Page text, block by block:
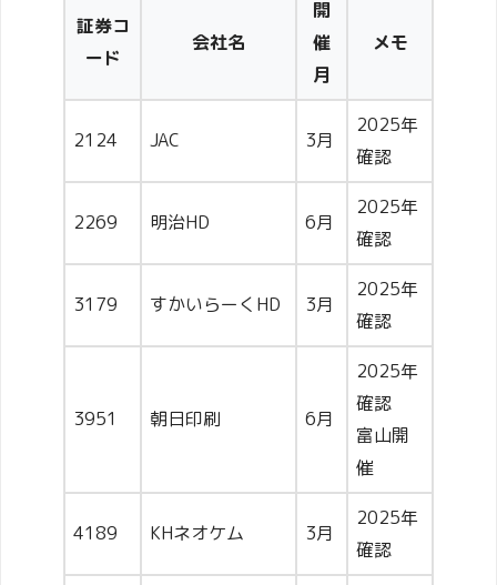
証券コ
ード
会社名
開
催
月
メモ
2124 JAC 3月
2025年
確認
2269 明治HD 6月
2025年
確認
3179 すかいらーくHD 3月
2025年
確認
3951 朝日印刷 6月
2025年
確認
富山開
催
4189 KHネオケム 3月
2025年
確認